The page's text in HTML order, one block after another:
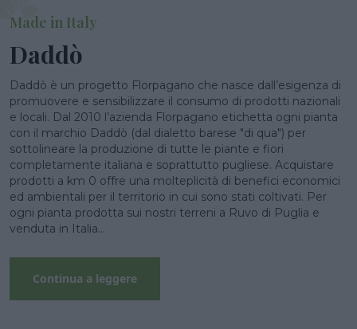
Made in Italy
Daddò
Daddò è un progetto Florpagano che nasce dall’esigenza di
promuovere e sensibilizzare il consumo di prodotti nazionali
e locali. Dal 2010 l’azienda Florpagano etichetta ogni pianta
con il marchio Daddò (dal dialetto barese "di qua") per
sottolineare la produzione di tutte le piante e fiori
completamente italiana e soprattutto pugliese. Acquistare
prodotti a km 0 offre una molteplicità di benefici economici
ed ambientali per il territorio in cui sono stati coltivati. Per
ogni pianta prodotta sui nostri terreni a Ruvo di Puglia e
venduta in Italia...
Continua a leggere